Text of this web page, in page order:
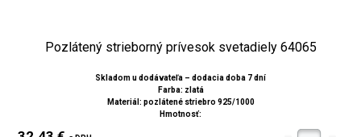
Pozlátený strieborný prívesok svetadiely 64065
Skladom u dodávateľa – dodacia doba 7 dní
Farba: zlatá
Materiál: pozlátené striebro 925/1000
Hmotnosť: